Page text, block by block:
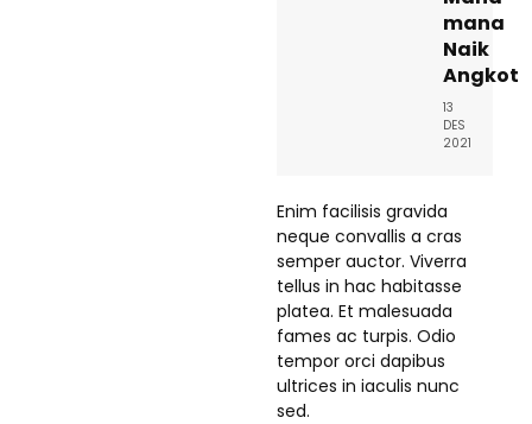
mana
Naik
Angkot
13
DES
2021
Enim facilisis gravida
neque convallis a cras
semper auctor. Viverra
tellus in hac habitasse
platea. Et malesuada
fames ac turpis. Odio
tempor orci dapibus
ultrices in iaculis nunc
sed.